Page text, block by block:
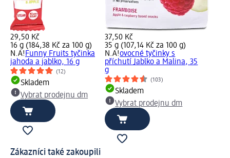
29,50 Kč
16 g (184,38 Kč za 100 g)
N.A!Funny Fruits tyčinka
jahoda a jablko, 16 g
(12)
Skladem
Vybrat prodejnu dm
37,50 Kč
35 g (107,14 Kč za 100 g)
N.A!ovocné tyčinky s
příchutí Jablko a Malina, 35
g
(103)
Skladem
Vybrat prodejnu dm
Zákazníci také zakoupili